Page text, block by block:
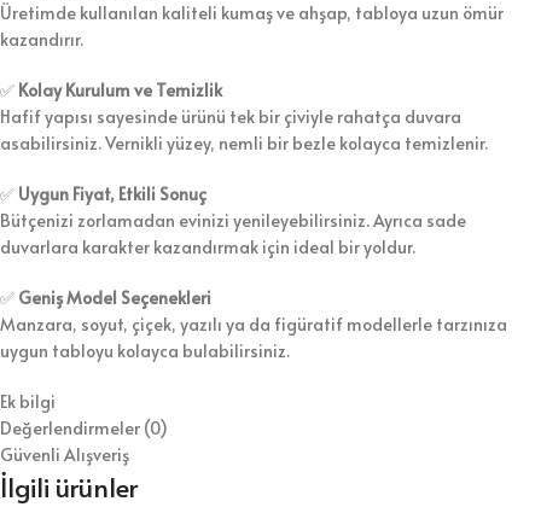
Üretimde kullanılan kaliteli kumaş ve ahşap, tabloya uzun ömür
kazandırır.
✅ Kolay Kurulum ve Temizlik
Hafif yapısı sayesinde ürünü tek bir çiviyle rahatça duvara
asabilirsiniz. Vernikli yüzey, nemli bir bezle kolayca temizlenir.
✅ Uygun Fiyat, Etkili Sonuç
Bütçenizi zorlamadan evinizi yenileyebilirsiniz. Ayrıca sade
duvarlara karakter kazandırmak için ideal bir yoldur.
✅ Geniş Model Seçenekleri
Manzara, soyut, çiçek, yazılı ya da figüratif modellerle tarzınıza
uygun tabloyu kolayca bulabilirsiniz.
Ek bilgi
Değerlendirmeler (0)
Güvenli Alışveriş
İlgili ürünler